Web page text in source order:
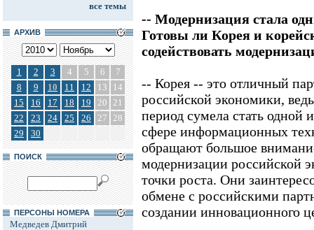
все темы
АРХИВ
1 2 3 4 5 6
7
8
9 10 11 12 13
14
15
16 17 18 19 20 21
22
23 24 25 26 27 28
29
30
ПОИСК
ПЕРСОНЫ НОМЕРА
Медведев Дмитрий
-- Модернизация стала
Готовы ли Корея и
содействовать
-- Корея -- это отличный
российской экономики,
период сумела стать
сфере информационных
обращают большое
модернизации российской
точки роста. Они
обмене с российскими
создании инновационного